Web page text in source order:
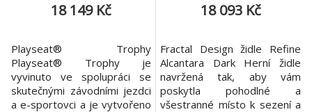
18 149 Kč
Playseat® Trophy
Playseat® Trophy je
vyvinuto ve spolupráci se
skutečnými závodními jezdci
a e-sportovci a je vytvořeno
18 093 Kč
Fractal Design židle Refine
Alcantara Dark Herní židle
navržená tak, aby vám
poskytla pohodlné a
všestranné místo k sezení a